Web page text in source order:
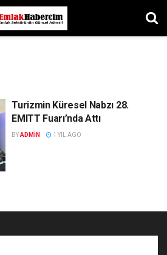
Turizmin Küresel Nabzı 28.
EMITT Fuarı’nda Attı
BYADMIN 1 YIL AGO